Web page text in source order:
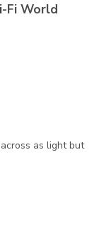
Fi World
as light but